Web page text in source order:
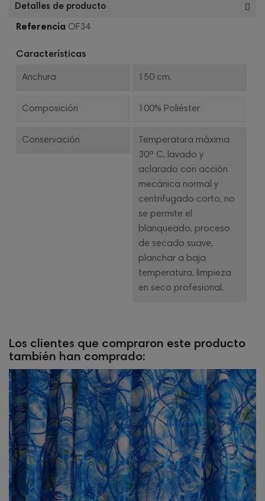
Detalles de producto
Referencia OF34
Características
Anchura 150 cm.
Composición 100% Poliéster
Conservación
Temperatura máxima
30º C, lavado y
aclarado con acción
mecánica normal y
centrifugado corto, no
se permite el
blanqueado, proceso
de secado suave,
planchar a baja
temperatura, limpieza
en seco profesional.
Los clientes que compraron este producto
también han comprado: